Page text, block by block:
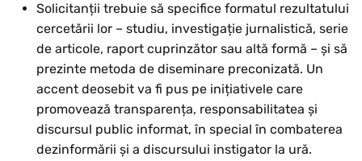
Solicitanții trebuie să specifice formatul rezultatului
cercetării lor – studiu, investigație jurnalistică, serie
de articole, raport cuprinzător sau altă formă – și să
prezinte metoda de diseminare preconizată. Un
accent deosebit va fi pus pe inițiativele care
promovează transparența, responsabilitatea și
discursul public informat, în special în combaterea
dezinformării și a discursului instigator la ură.